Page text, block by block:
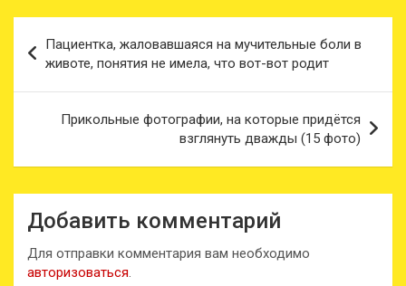
по
записям
Пациентка, жаловавшаяся на мучительные боли в
животе, понятия не имела, что вот-вот родит
Прикольные фотографии, на которые придётся
взглянуть дважды (15 фото)
Добавить комментарий
Для отправки комментария вам необходимо
авторизоваться.